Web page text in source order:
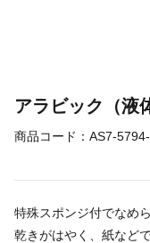
アラビック（液
商品コード： AS7-5794-
特殊スポンジ付でなめ
乾きがはやく、紙など